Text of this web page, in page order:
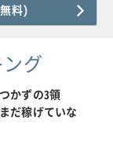
料)
グ
かずの3領
だ稼げていな